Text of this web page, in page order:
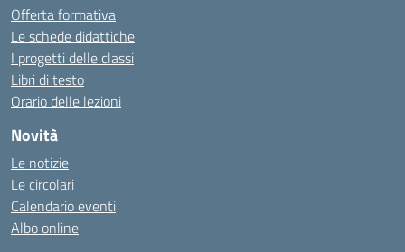
Offerta formativa
Le schede didattiche
I progetti delle classi
Libri di testo
Orario delle lezioni
Novità
Le notizie
Le circolari
Calendario eventi
Albo online